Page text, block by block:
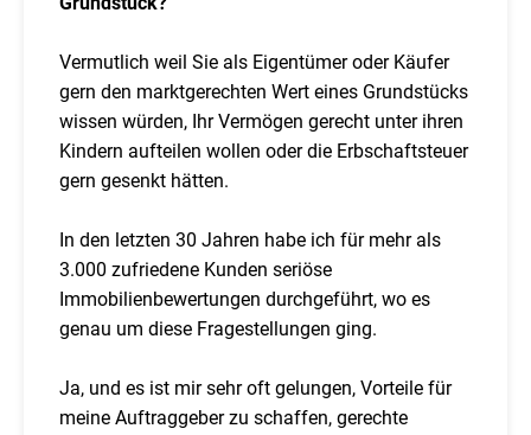
Vermutlich weil Sie als Eigentümer oder Käufer
gern den marktgerechten Wert eines Grundstücks
wissen würden, Ihr Vermögen gerecht unter ihren
Kindern aufteilen wollen oder die Erbschaftsteuer
gern gesenkt hätten.
In den letzten 30 Jahren habe ich für mehr als
3.000 zufriedene Kunden seriöse
Immobilienbewertungen durchgeführt, wo es
genau um diese Fragestellungen ging.
Ja, und es ist mir sehr oft gelungen, Vorteile für
meine Auftraggeber zu schaffen, gerechte